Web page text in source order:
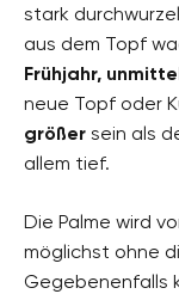
stark
aus dem Topf
Frühjahr,
neue Topf oder
größer sein als
allem tief.
Die Palme wird
möglichst ohne
Gegebenenfalls